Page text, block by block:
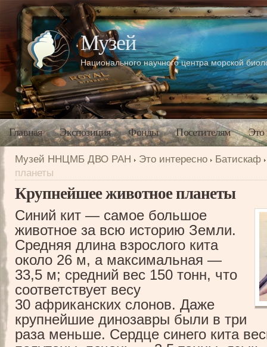
Музей
Национального научного центра морской
Главная Экспозиция Фонды Посетителям Это
Музей ННЦМБ ДВО РАН Это интересно
Батискаф
планеты
Крупнейшее животное планеты
Синий кит — самое большое
животное за всю историю Земли.
Средняя длина взрослого кита
около 26 м, а максимальная —
33,5 м; средний вес 150 тонн, что
соответствует весу
30 африканских слонов. Даже
крупнейшие динозавры были в три
раза меньше. Сердце синего кита